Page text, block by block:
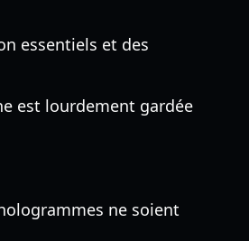
essentiels et des
est lourdement gardée
ne soient